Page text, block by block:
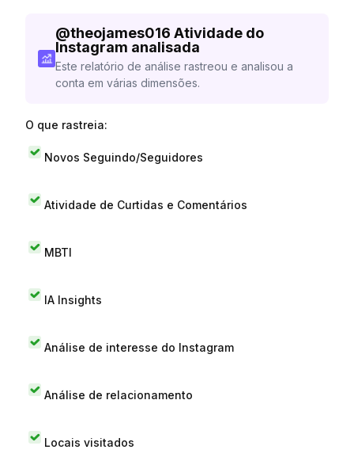
@theojames016 Atividade do
Instagram analisada
Este relatório de análise rastreou e analisou a
conta em várias dimensões.
O que rastreia:
Novos Seguindo/Seguidores
Atividade de Curtidas e Comentários
MBTI
IA Insights
Análise de interesse do Instagram
Análise de relacionamento
Locais visitados